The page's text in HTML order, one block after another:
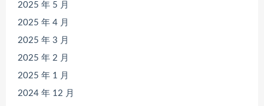
2025 年 5 月
2025 年 4 月
2025 年 3 月
2025 年 2 月
2025 年 1 月
2024 年 12 月